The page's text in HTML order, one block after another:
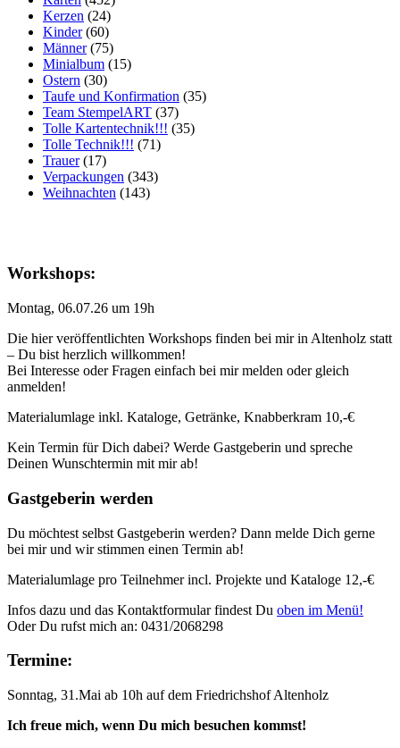
Kerzen (24)
Kinder(60)
Männer(75)
Minialbum (15)
Ostern (30)
Taufe und Konfirmation (35)
Team StempelART (37)
Tolle Kartentechnik!!! (35)
Tolle Technik!!! (71)
Trauer(17)
Verpackungen (343)
Weihnachten (143)
Workshops:
Montag, 06.07.26 um 19h
Die hier veröffentlichten Workshops finden bei mir in Altenholz statt
– Du bist herzlich willkommen!
Bei Interesse oder Fragen einfach bei mir melden oder gleich
anmelden!
Materialumlage inkl. Kataloge, Getränke, Knabberkram 10,-€
Kein Termin für Dich dabei? Werde Gastgeberin und spreche
Deinen Wunschtermin mit mir ab!
Gastgeberin werden
Du möchtest selbst Gastgeberin werden? Dann melde Dich gerne
bei mir und wir stimmen einen Termin ab!
Materialumlage pro Teilnehmer incl. Projekte und Kataloge 12,-€
Infos dazu und das Kontaktformular findest Du oben im Menü!
Oder Du rufst mich an: 0431/2068298
Termine:
Sonntag, 31.Mai ab 10h auf dem Friedrichshof Altenholz
Ich freue mich, wenn Du mich besuchen kommst!